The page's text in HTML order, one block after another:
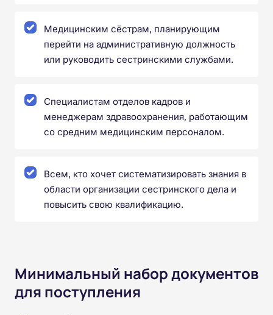
Медицинским сёстрам, планирующим
перейти на административную должность
или руководить сестринскими службами.
Специалистам отделов кадров и
менеджерам здравоохранения, работающим
со средним медицинским персоналом.
Всем, кто хочет систематизировать знания в
области организации сестринского дела и
повысить свою квалификацию.
Минимальный набор документов
для поступления